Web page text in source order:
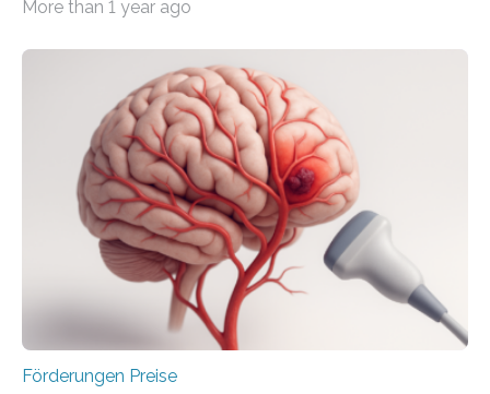
Überplanmäßige Verpflichtungsermächtigungen in
Woche vom Haushaltsausschuss freigegeben – unter
anderem zur Unterstützung der
Industrieforschungsprogramme Industrielle
Gemeinschaftsforschung (IGF), Zentrales
Innovationsprogramm Mittelstand (ZIM) und
Innovationskompetenz INNO-KOM. Auf dem
Innovationstag Mittelstand 2025 am 5. Juni 2025 in
Berlin überbrachte das Bundesministerium für
Wirtschaft und Energie eine gute Nachricht:
Überplanmäßige Verpflichtungsermächtigungen in
More than 1 year ago
Förderungen Preise